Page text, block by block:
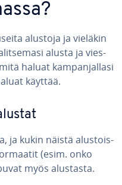
alustoja ja vieläkin
alusta ja vies­
haluat kam­pan­jal­la­si
käyttää.
ja kukin näistä alus­tois­
(esim. onko
myös alustasta.